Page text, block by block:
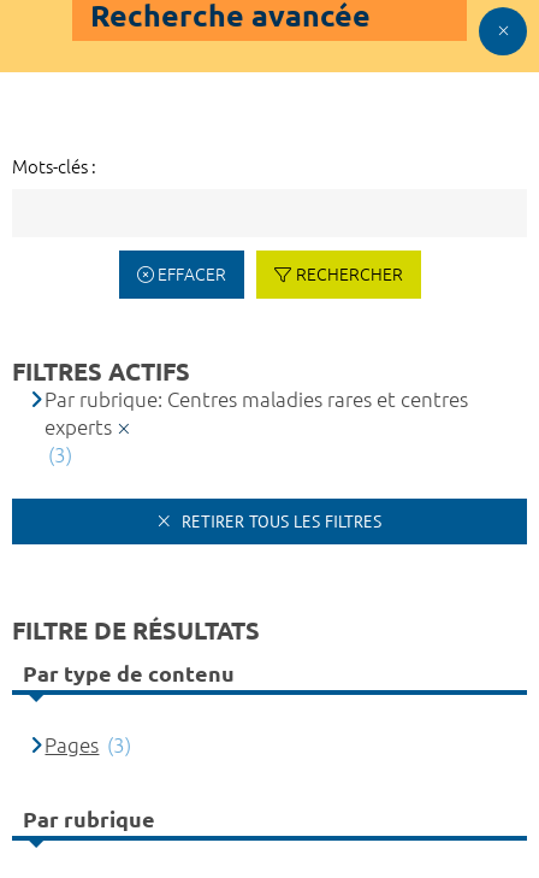
Recherche avancée
Mots-clés :
EFFACER RECHERCHER
FILTRES ACTIFS
Par rubrique: Centres maladies rares et centres
experts
(3)
RETIRER TOUS LES FILTRES
FILTRE DE RÉSULTATS
Par type de contenu
Pages (3)
Par rubrique